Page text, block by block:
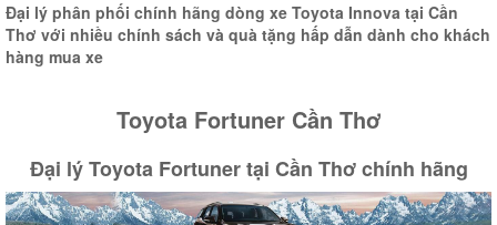
Đại lý phân phối chính hãng dòng xe Toyota Innova tại Cần
Thơ với nhiều chính sách và quà tặng hấp dẫn dành cho khách
hàng mua xe
Toyota Fortuner Cần Thơ
Đại lý Toyota Fortuner tại Cần Thơ chính hãng